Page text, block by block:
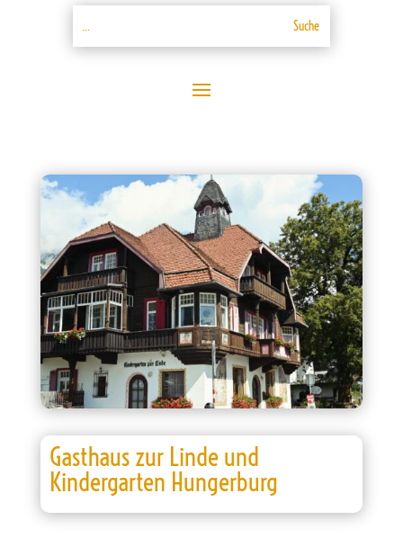
Gasthaus zur Linde und
Kindergarten Hungerburg